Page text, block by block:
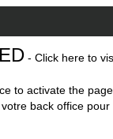
- Click here to
to activate the
back office